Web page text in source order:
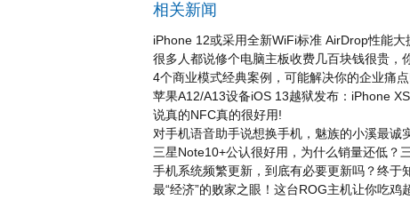
相关新闻
iPhone 12或采用全新WiFi标准 AirDrop性能大
很多人都说修个电脑主板收费几百块钱很贵，
4个商业模式经典案例，可能解决你的企业痛
苹果A12/A13设备iOS 13越狱发布：iPhone
说真的NFC真的很好用!
对手机语音助手说想换手机，魅族的小溪最诚
三星Note10+公认很好用，为什么销量还低？
手机系统频繁更新，到底有必要更新吗？终于
最“经济”的败家之眼！这台ROG主机让你吃鸡